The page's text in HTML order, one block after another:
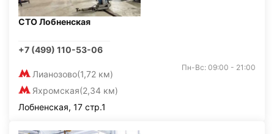
СТО Лобненская
+7 (499) 110-53-06
Лианозово(1,72 км)
Яхромская(2,34 км)
Пн-Вс: 09:00 - 21:00
Лобненская, 17 стр.1